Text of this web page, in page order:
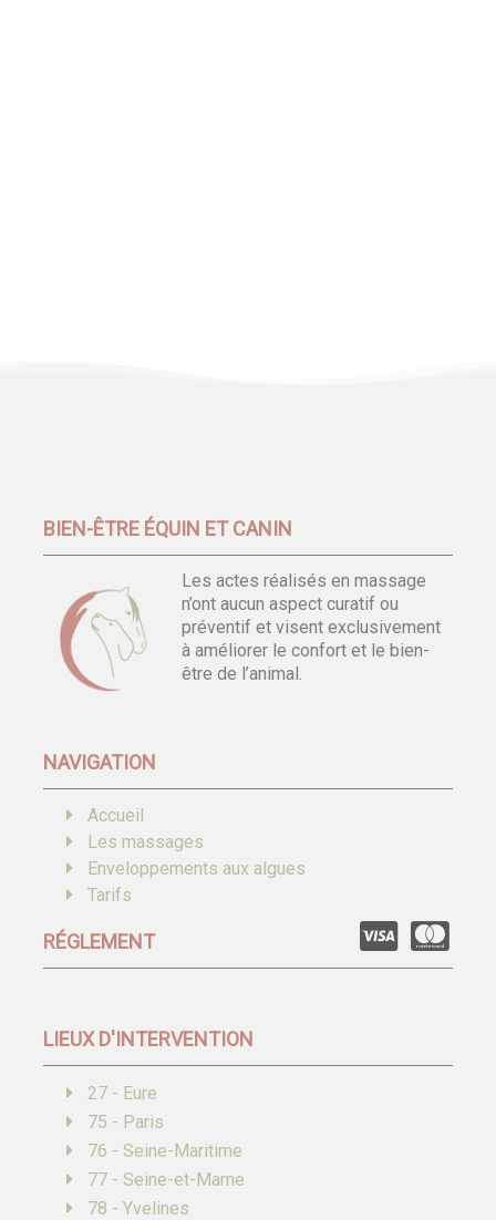
BIEN-ÊTRE ÉQUIN ET CANIN
Les actes réalisés en massage
n’ont aucun aspect curatif ou
préventif et visent exclusivement
à améliorer le confort et le bien-
être de l’animal.
NAVIGATION
Accueil
Les massages
Enveloppements aux algues
Tarifs
RÉGLEMENT
LIEUX D'INTERVENTION
27 - Eure
75 - Paris
76 - Seine-Maritime
77 - Seine-et-Marne
78 - Yvelines